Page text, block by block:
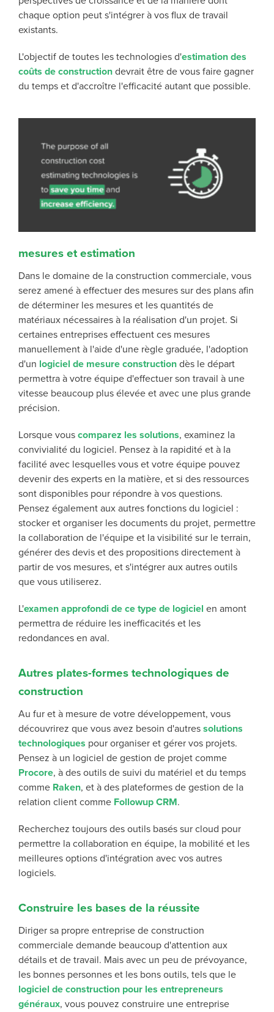
chaque option peut s'intégrer à vos flux de travail
existants.
L'objectif de toutes les technologies d'estimation des
coûts de construction devrait être de vous faire gagner
du temps et d'accroître l'efficacité autant que possible.
mesures et estimation
Dans le domaine de la construction commerciale, vous
serez amené à effectuer des mesures sur des plans afin
de déterminer les mesures et les quantités de
matériaux nécessaires à la réalisation d'un projet. Si
certaines entreprises effectuent ces mesures
manuellement à l'aide d'une règle graduée, l'adoption
d'un logiciel de mesure construction dès le départ
permettra à votre équipe d'effectuer son travail à une
vitesse beaucoup plus élevée et avec une plus grande
précision.
Lorsque vous comparez les solutions, examinez la
convivialité du logiciel. Pensez à la rapidité et à la
facilité avec lesquelles vous et votre équipe pouvez
devenir des experts en la matière, et si des ressources
sont disponibles pour répondre à vos questions.
Pensez également aux autres fonctions du logiciel :
stocker et organiser les documents du projet, permettre
la collaboration de l'équipe et la visibilité sur le terrain,
générer des devis et des propositions directement à
partir de vos mesures, et s'intégrer aux autres outils
que vous utiliserez.
L'examen approfondi de ce type de logiciel en amont
permettra de réduire les inefficacités et les
redondances en aval.
Autres plates-formes technologiques de
construction
Au fur et à mesure de votre développement, vous
découvrirez que vous avez besoin d'autres solutions
technologiques pour organiser et gérer vos projets.
Pensez à un logiciel de gestion de projet comme
Procore, à des outils de suivi du matériel et du temps
comme Raken, et à des plateformes de gestion de la
relation client comme Followup CRM.
Recherchez toujours des outils basés sur cloud pour
permettre la collaboration en équipe, la mobilité et les
meilleures options d'intégration avec vos autres
logiciels.
Construire les bases de la réussite
Diriger sa propre entreprise de construction
commerciale demande beaucoup d'attention aux
détails et de travail. Mais avec un peu de prévoyance,
les bonnes personnes et les bons outils, tels que le
logiciel de construction pour les entrepreneurs
généraux, vous pouvez construire une entreprise